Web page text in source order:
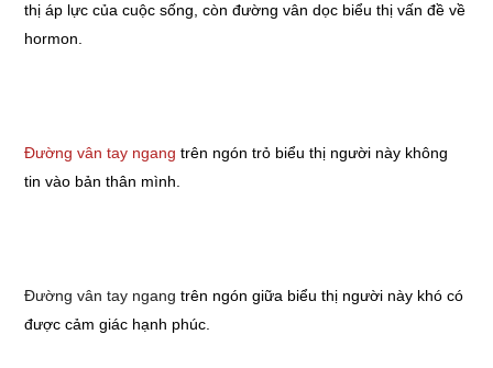
thị áp lực của cuộc sống, còn đường vân dọc biểu thị vấn đề về
hormon.
Đường vân tay ngang trên ngón trỏ biểu thị người này không
tin vào bản thân mình.
Đường vân tay ngang trên ngón giữa biểu thị người này khó có
được cảm giác hạnh phúc.